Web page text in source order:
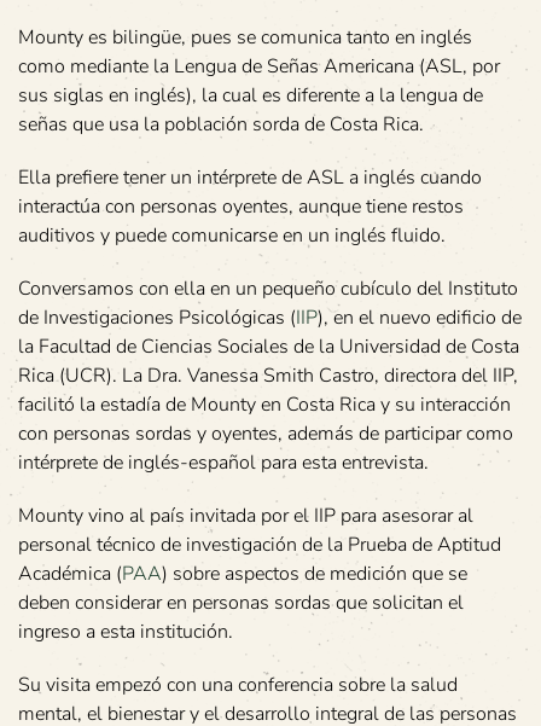
Mounty es bilingüe, pues se comunica tanto en inglés
como mediante la Lengua de Señas Americana (ASL, por
sus siglas en inglés), la cual es diferente a la lengua de
señas que usa la población sorda de Costa Rica.
Ella prefiere tener un intérprete de ASL a inglés cuando
interactúa con personas oyentes, aunque tiene restos
auditivos y puede comunicarse en un inglés fluido.
Conversamos con ella en un pequeño cubículo del Instituto
de Investigaciones Psicológicas (IIP), en el nuevo edificio de
la Facultad de Ciencias Sociales de la Universidad de Costa
Rica (UCR). La Dra. Vanessa Smith Castro, directora del IIP,
facilitó la estadía de Mounty en Costa Rica y su interacción
con personas sordas y oyentes, además de participar como
intérprete de inglés-español para esta entrevista.
Mounty vino al país invitada por el IIP para asesorar al
personal técnico de investigación de la Prueba de Aptitud
Académica (PAA) sobre aspectos de medición que se
deben considerar en personas sordas que solicitan el
ingreso a esta institución.
Su visita empezó con una conferencia sobre la salud
mental, el bienestar y el desarrollo integral de las personas